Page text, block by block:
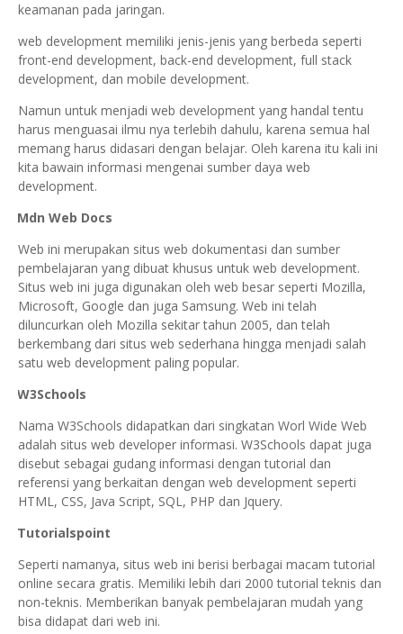
keamanan pada jaringan.
web development memiliki jenis-jenis yang berbeda seperti
front-end development, back-end development, full stack
development, dan mobile development.
Namun untuk menjadi web development yang handal tentu
harus menguasai ilmu nya terlebih dahulu, karena semua hal
memang harus didasari dengan belajar. Oleh karena itu kali ini
kita bawain informasi mengenai sumber daya web
development.
Mdn Web Docs
Web ini merupakan situs web dokumentasi dan sumber
pembelajaran yang dibuat khusus untuk web development.
Situs web ini juga digunakan oleh web besar seperti Mozilla,
Microsoft, Google dan juga Samsung. Web ini telah
diluncurkan oleh Mozilla sekitar tahun 2005, dan telah
berkembang dari situs web sederhana hingga menjadi salah
satu web development paling popular.
W3Schools
Nama W3Schools didapatkan dari singkatan Worl Wide Web
adalah situs web developer informasi. W3Schools dapat juga
disebut sebagai gudang informasi dengan tutorial dan
referensi yang berkaitan dengan web development seperti
HTML, CSS, Java Script, SQL, PHP dan Jquery.
Tutorialspoint
Seperti namanya, situs web ini berisi berbagai macam tutorial
online secara gratis. Memiliki lebih dari 2000 tutorial teknis dan
non-teknis. Memberikan banyak pembelajaran mudah yang
bisa didapat dari web ini.